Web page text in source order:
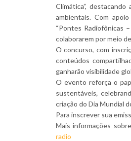
Climática”,
ambientais. Com
“Pontes Radiofônicas
colaborarem por meio
O concurso, com
conteúdos
ganharão visibilidade
O evento reforça o
sustentáveis,
criação do Dia Mundial
Para inscrever sua
Mais informações
radio